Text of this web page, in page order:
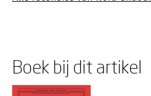
Boek bij dit artikel